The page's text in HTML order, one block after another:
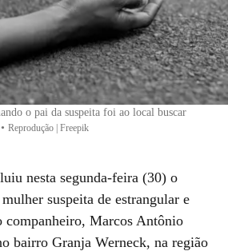
o pai da suspeita foi ao local buscar
• Reprodução | Freepik
nesta segunda-feira (30) o
suspeita de estrangular e
companheiro, Marcos Antônio
bairro Granja Werneck, na região